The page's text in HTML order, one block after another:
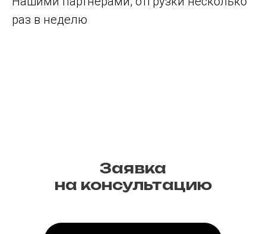
раз в неделю
Заявка
на консультацию